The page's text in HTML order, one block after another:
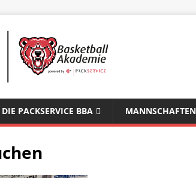
DIE PACKSERVICE BBA MANNSCHAFTEN